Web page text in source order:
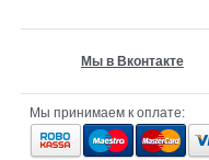
Мы в Вконтакте
Мы принимаем к оплате: